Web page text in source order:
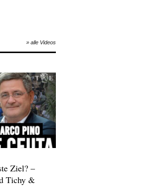
» alle Videos
Ziel? –
Tichy &